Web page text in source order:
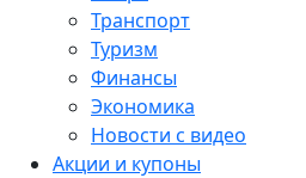
Транспорт
Туризм
Финансы
Экономика
Новости с видео
Акции и купоны